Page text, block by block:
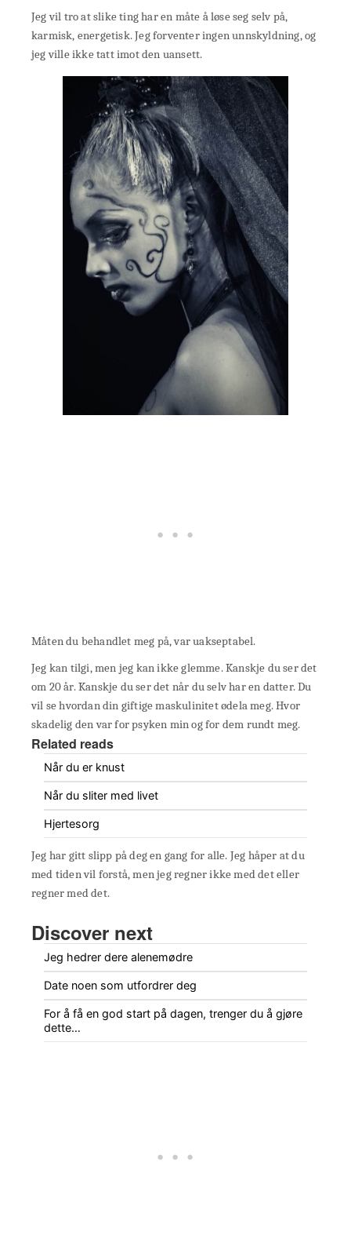
Jeg vil tro at slike ting har en måte å løse seg selv på,
karmisk, energetisk. Jeg forventer ingen unnskyldning, og
jeg ville ikke tatt imot den uansett.
Måten du behandlet meg på, var uakseptabel.
Jeg kan tilgi, men jeg kan ikke glemme. Kanskje du ser det
om 20 år. Kanskje du ser det når du selv har en datter. Du
vil se hvordan din giftige maskulinitet ødela meg. Hvor
skadelig den var for psyken min og for dem rundt meg.
Related reads
Når du er knust
Når du sliter med livet
Hjertesorg
Jeg har gitt slipp på deg en gang for alle. Jeg håper at du
med tiden vil forstå, men jeg regner ikke med det eller
regner med det.
Discover next
Jeg hedrer dere alenemødre
Date noen som utfordrer deg
For å få en god start på dagen, trenger du å gjøre
dette…